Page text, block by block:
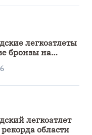
легкоатлеты
бронзы на
легкоатлет
области